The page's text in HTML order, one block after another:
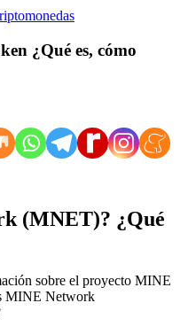
¿Qué es, cómo
(MNET)? ¿Qué
sobre el proyecto MINE
MINE Network